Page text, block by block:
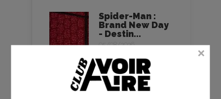
Spider-Man :
Brand New Day
- Destin...
05/08/2026
L’Odyssée -
Christopher
Nolan - critique
05/08/2026